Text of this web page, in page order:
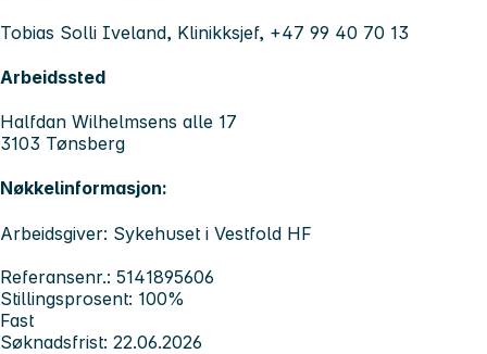
Tobias Solli Iveland, Klinikksjef, +47 99 40 70 13
Arbeidssted
Halfdan Wilhelmsens alle 17
3103 Tønsberg
Nøkkelinformasjon:
Arbeidsgiver: Sykehuset i Vestfold HF
Referansenr.: 5141895606
Stillingsprosent: 100%
Fast
Søknadsfrist: 22.06.2026